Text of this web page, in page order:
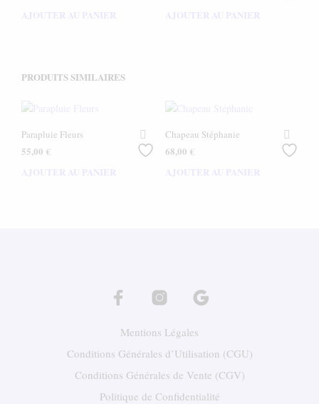
AJOUTER AU PANIER
AJOUTER AU PANIER
PRODUITS SIMILAIRES
Parapluie Fleurs
55,00 €
AJOUTER AU PANIER
Chapeau Stéphanie
68,00 €
AJOUTER AU PANIER
Mentions Légales
Conditions Générales d’Utilisation (CGU)
Conditions Générales de Vente (CGV)
Politique de Confidentialité